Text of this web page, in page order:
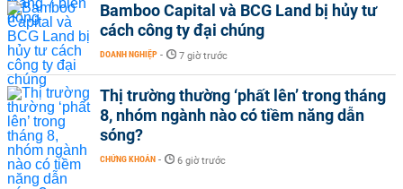
Bamboo Capital và BCG Land bị hủy tư
cách công ty đại chúng
DOANH NGHIỆP - 7 giờ trước
Thị trường thường ‘phất lên’ trong tháng
8, nhóm ngành nào có tiềm năng dẫn
sóng?
CHỨNG KHOÁN - 6 giờ trước